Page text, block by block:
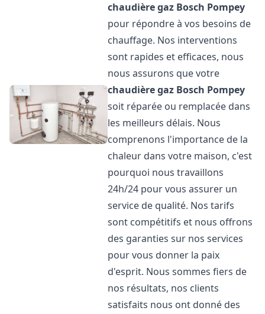
chaudière gaz Bosch Pompey
pour répondre à vos besoins de
chauffage. Nos interventions
sont rapides et efficaces, nous
nous assurons que votre
chaudière gaz Bosch Pompey
soit réparée ou remplacée dans
les meilleurs délais. Nous
comprenons l'importance de la
chaleur dans votre maison, c'est
pourquoi nous travaillons
24h/24 pour vous assurer un
service de qualité. Nos tarifs
sont compétitifs et nous offrons
des garanties sur nos services
pour vous donner la paix
d'esprit. Nous sommes fiers de
nos résultats, nos clients
satisfaits nous ont donné des